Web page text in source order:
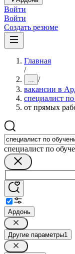
Войти
Войти
Создать резюме
Главная
/
... /
вакансии в
специалист
от прямых
специалист по
Ардонь
Другие параметры1